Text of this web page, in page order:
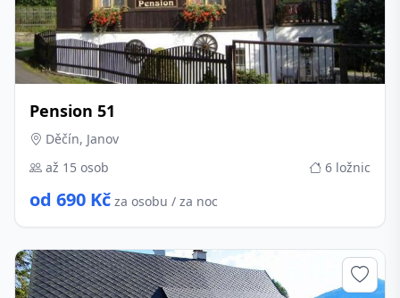
Pension 51
Děčín, Janov
až 15 osob
6 ložnic
od 690 Kč za osobu / za noc